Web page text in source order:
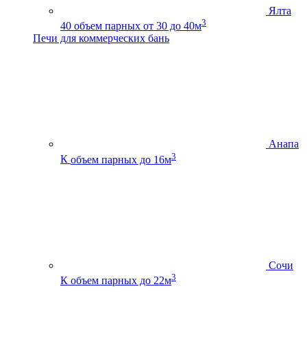
Ялта
40 объем парных от 30 до 40м3
Печи для коммерческих бань
Анапа
К объем парных до 16м3
Сочи
К объем парных до 22м3